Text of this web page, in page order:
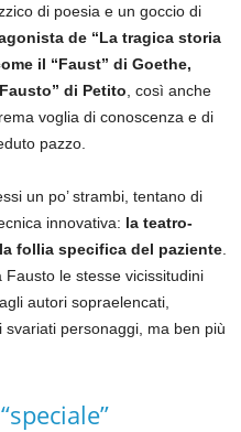
di poesia e un goccio di
de “La tragica storia
il “Faust” di Goethe,
di Petito , così anche
voglia di conoscenza e di
pazzo.
un po’ strambi, tentano di
innovativa: la teatro-
follia specifica del paziente
le stesse vicissitudini
autori sopraelencati,
personaggi, ma ben più